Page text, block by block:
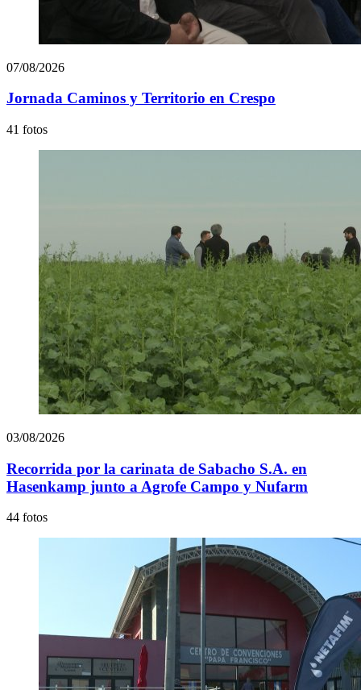
07/08/2026
Jornada Caminos y Territorio en Crespo
41 fotos
03/08/2026
Recorrida por la carinata de Sabacho S.A. en
Hasenkamp junto a Agrofe Campo y Nufarm
44 fotos